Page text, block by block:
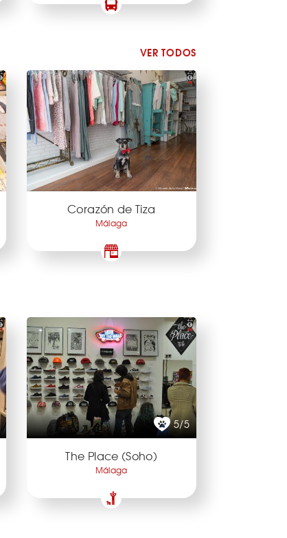
VER TODOS
Corazón de Tiza
Málaga
5/5
The Place (Soho)
Málaga